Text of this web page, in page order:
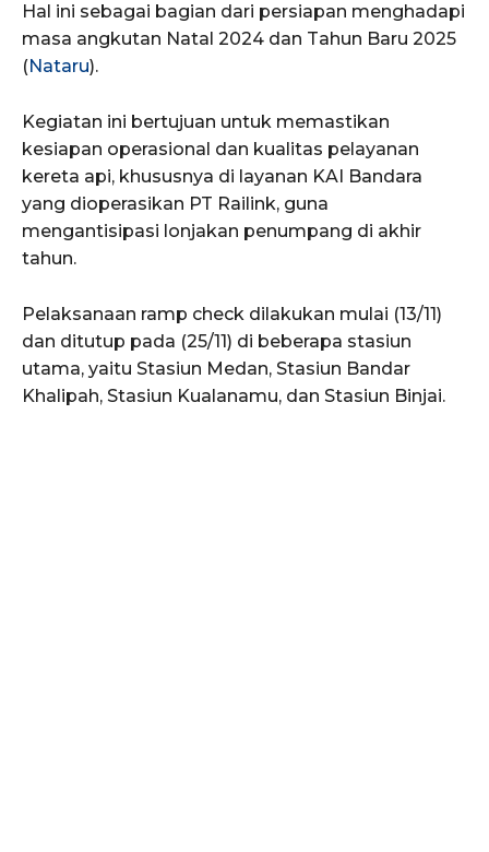
Hal ini sebagai bagian dari persiapan menghadapi
masa angkutan Natal 2024 dan Tahun Baru 2025
(Nataru).
Kegiatan ini bertujuan untuk memastikan
kesiapan operasional dan kualitas pelayanan
kereta api, khususnya di layanan KAI Bandara
yang dioperasikan PT Railink, guna
mengantisipasi lonjakan penumpang di akhir
tahun.
Pelaksanaan ramp check dilakukan mulai (13/11)
dan ditutup pada (25/11) di beberapa stasiun
utama, yaitu Stasiun Medan, Stasiun Bandar
Khalipah, Stasiun Kualanamu, dan Stasiun Binjai.